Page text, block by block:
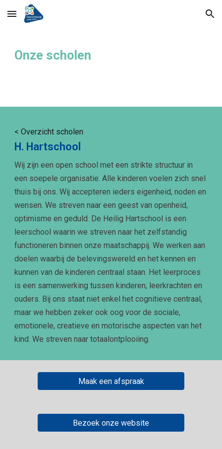
Skip to main content Skip to navigation
Onze scholen
< Overzicht scholen
H. Hartschool
Wij zijn een open school met een strikte structuur in
een soepele organisatie. Alle kinderen voelen zich snel
thuis bij ons. Wij accepteren ieders eigenheid, noden en
wensen. We streven naar een geest van openheid,
optimisme en geduld. De Heilig Hartschool is een
leerschool waarin we streven naar het zelfstandig
functioneren binnen onze maatschappij. We werken aan
doelen waarbij de belevingswereld en het kennen en
kunnen van de kinderen centraal staan. Het leerproces
is een samenwerking tussen kinderen, leerkrachten en
ouders. Bij ons staat niet enkel het cognitieve centraal,
maar we hebben zeker ook oog voor de sociale,
emotionele, creatieve en motorische aspecten van het
kind. We streven naar totaalontplooiing.
Maak een afspraak
Bezoek onze website